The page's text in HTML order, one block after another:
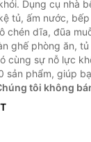
Dụng cụ nhà
tủ, ấm nước,
chén dĩa, đũa
ghế phòng ăn,
cùng sự nỗ lực
sản phẩm, giúp
tôi không